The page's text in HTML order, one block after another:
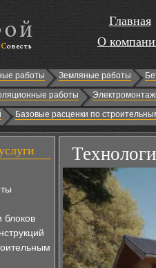
Главная
О
работы Земляные работы
работы
Базовые расценки по
блоков